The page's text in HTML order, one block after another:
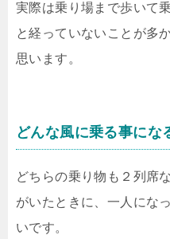
実際は乗り場まで歩いて
と経っていないことが多
思います。
どんな風に乗る事にな
どちらの乗り物も２列席
がいたときに、一人にな
いです。